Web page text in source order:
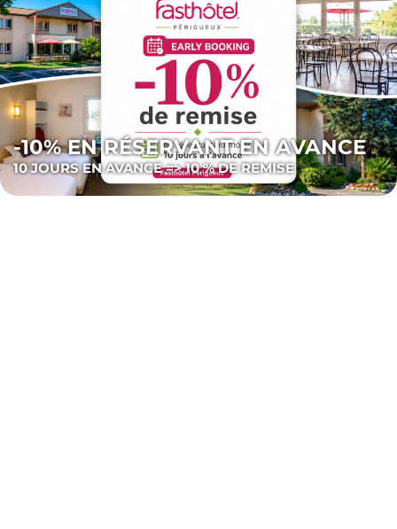
-10% EN RÉSERVANT EN AVANCE
10 JOURS EN AVANCE => 10 % DE REMISE